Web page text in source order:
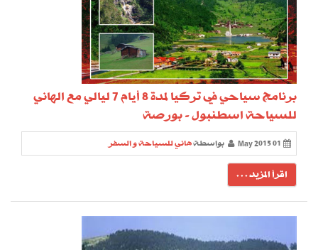
برنامج سياحي في تركيا لمدة 8 أيام 7 ليالي مع الهاني
للسياحة اسطنبول - بورصة
01 May 2015 بواسطةهاني للسياحة و السفر
اقرأ المزيد . . .